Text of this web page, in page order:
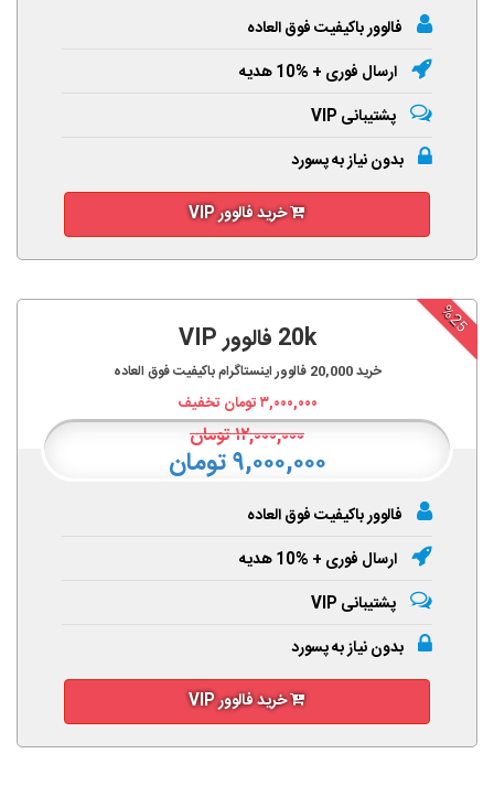
فالوور باکیفیت فوق العاده
ارسال فوری + %10 هدیه
پشتیبانی VIP
بدون نیاز به پسورد
خرید فالوور VIP
%25
20k فالوور VIP
خرید20,000 فالوور اینستاگرام باکیفیت فوق العاده
۳,۰۰۰,۰۰۰تومان تخفیف
۱۲,۰۰۰,۰۰۰تومان
۹,۰۰۰,۰۰۰ تومان
فالوور باکیفیت فوق العاده
ارسال فوری + %10 هدیه
پشتیبانی VIP
بدون نیاز به پسورد
خرید فالوور VIP